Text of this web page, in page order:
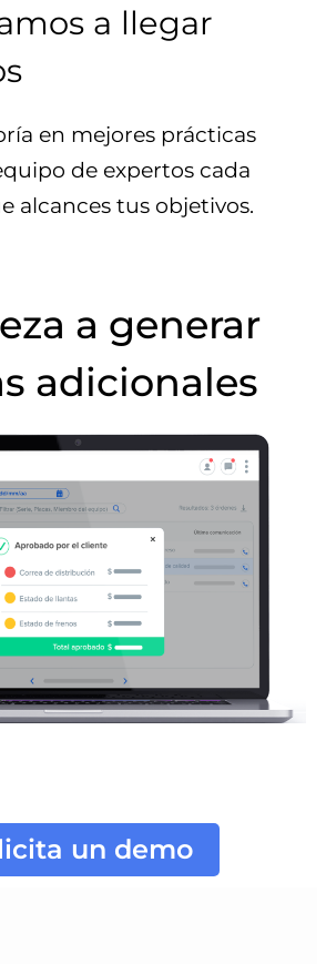
a llegar
en mejores prácticas
de expertos cada
alcances tus objetivos.
a generar
adicionales
un demo